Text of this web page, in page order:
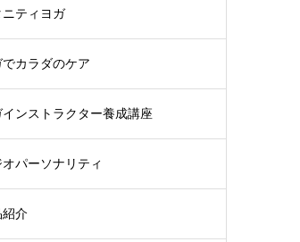
ニティヨガ
でカラダのケア
インストラクター養成講座
オパーソナリティ
紹介